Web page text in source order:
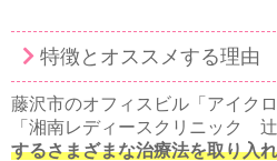
特徴とオススメする理由
藤沢市のオフィスビル「アイク
「湘南レディースクリニック 辻
するさまざまな治療法を取り入